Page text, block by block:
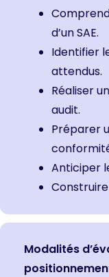
d’un SAE.
Identifier
attendus.
Réaliser
audit.
Préparer
Anticiper
Modalités